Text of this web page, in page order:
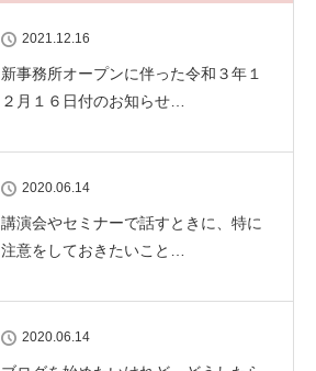
2021.12.16
新事務所オープンに伴った令和３年１
２月１６日付のお知らせ…
2020.06.14
講演会やセミナーで話すときに、特に
注意をしておきたいこと…
2020.06.14